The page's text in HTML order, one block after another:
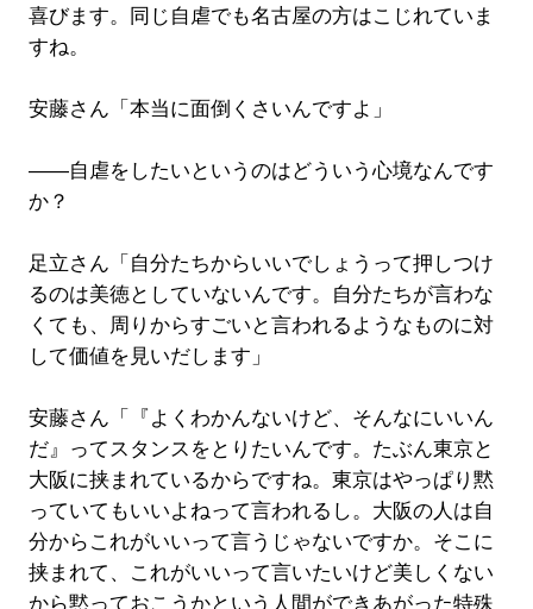
喜びます。同じ自虐でも名古屋の方はこじれていま
すね。
安藤さん「本当に面倒くさいんですよ」
――自虐をしたいというのはどういう心境なんです
か？
足立さん「自分たちからいいでしょうって押しつけ
るのは美徳としていないんです。自分たちが言わな
くても、周りからすごいと言われるようなものに対
して価値を見いだします」
安藤さん「『よくわかんないけど、そんなにいいん
だ』ってスタンスをとりたいんです。たぶん東京と
大阪に挟まれているからですね。東京はやっぱり黙
っていてもいいよねって言われるし。大阪の人は自
分からこれがいいって言うじゃないですか。そこに
挟まれて、これがいいって言いたいけど美しくない
から黙っておこうかという人間ができあがった特殊